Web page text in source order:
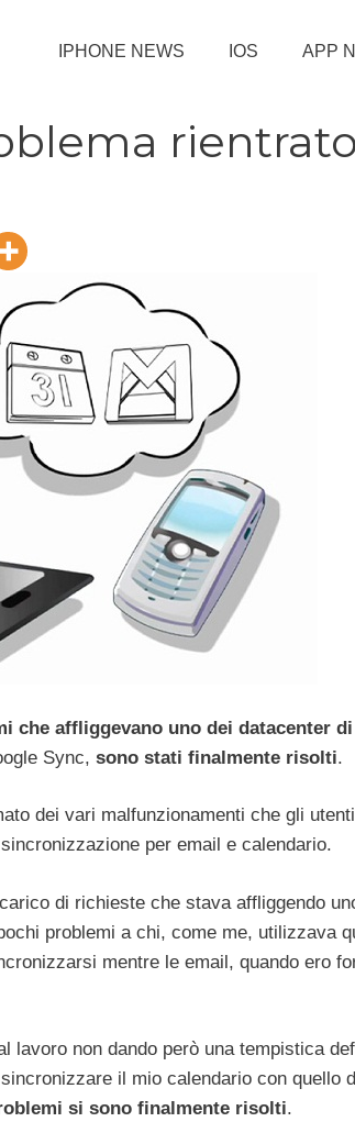
IPHONE NEWS IOS APP
rientrato
che affliggevano uno dei datacenter
Sync, sono stati finalmente risolti.
dei vari malfunzionamenti che gli
per email e calendario.
di richieste che stava affliggendo
problemi a chi, come me, utilizzava
mentre le email, quando ero
lavoro non dando però una tempistica
il mio calendario con quello
si sono finalmente risolti.